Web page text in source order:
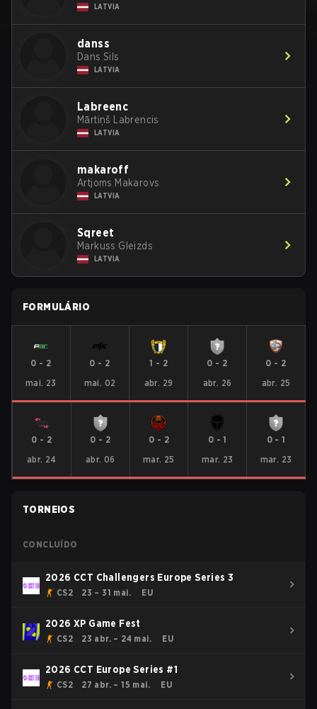
LATVIA
danss
Dans Sils
LATVIA
Labreenc
Mārtiņš Labrencis
LATVIA
makaroff
Artjoms Makarovs
LATVIA
Sqreet
Markuss Gleizds
LATVIA
FORMULÁRIO
0 - 2
mai. 23
0 - 2
mai. 02
1 - 2
abr. 29
0 - 2
abr. 26
0 - 2
abr. 25
0 - 2
abr. 24
0 - 2
abr. 06
0 - 2
mar. 25
0 -1
mar. 23
0-1
mar. 23
TORNEIOS
CONCLUÍDO
2026 CCT Challengers Europe Series 3
CS2 23 – 31 mai. EU
2026 XP Game Fest
CS2 23 abr. – 24 mai. EU
2026 CCT Europe Series #1
CS2 27 abr. – 15 mai. EU